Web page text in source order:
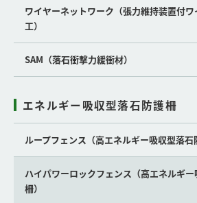
ワイヤーネットワーク（張力維持装置付
工）
SAM（落石衝撃力緩衝材）
エネルギー吸収型落石防護柵
ループフェンス（高エネルギー吸収型落石
ハイパワーロックフェンス（高エネルギ
柵）